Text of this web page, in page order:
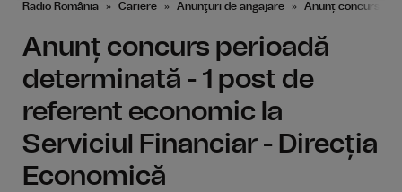
Radio România Cariere Anunţuri de angajare Anunț concurs
Anunț concurs perioadă
determinată - 1 post de
referent economic la
Serviciul Financiar - Direcția
Economică